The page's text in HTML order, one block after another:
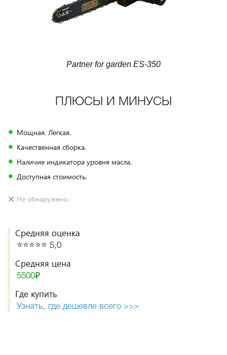
Partner for garden ES-350
ПЛЮСЫ И МИНУСЫ
Мощная. Легкая.
Качественная сборка.
Наличие индикатора уровня масла.
Доступная стоимость.
Не обнаружено.
Средняя оценка
⭐️⭐️⭐️⭐️⭐️ 5,0
Средняя цена
5500₽
Где купить
Узнать, где дешевле всего >>>